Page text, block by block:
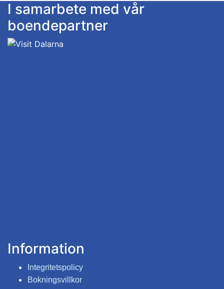
I samarbete med vår
boendepartner
Information
Integritetspolicy
Bokningsvillkor